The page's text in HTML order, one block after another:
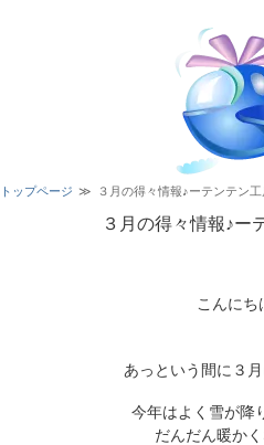
トップページ ３月の得々情報♪ーテンテン工
３月の得々情報♪ー
こんにち
あっという間に３
今年はよく雪が降
だんだん暖か